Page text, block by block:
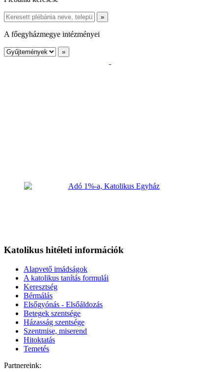
A főegyházmegye intézményei
Katolikus hitéleti információk
Alapvető imádságok
A katolikus tanítás formulái
Keresztség
Bérmálás
Elsőgyónás - Elsőáldozás
Betegek szentsége
Házasság szentsége
Szentmise, miserend
Hitoktatás
Temetés
Partnereink: